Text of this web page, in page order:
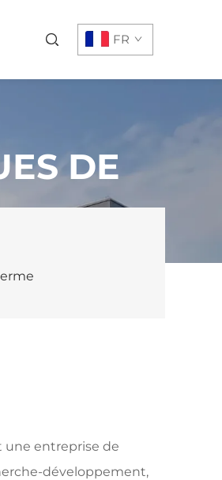
FR
DE
une entreprise de
développement,